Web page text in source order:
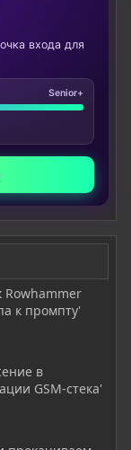
входа для
Senior+
Rowhammer
к промпту'
в
GSM-стека'